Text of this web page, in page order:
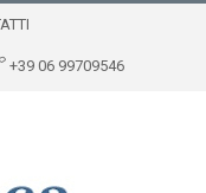
+39 06 99709546